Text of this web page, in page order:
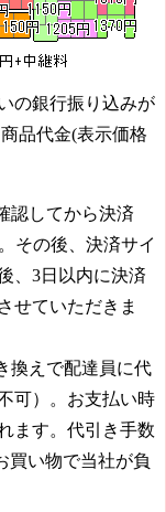
の銀行振り込みが
品代金(表示価格
認してから決済
その後、決済サイ
、3日以内に決済
せていただきま
換えで配達員に代
可）。お支払い時
ます。代引き手数
買い物で当社が負